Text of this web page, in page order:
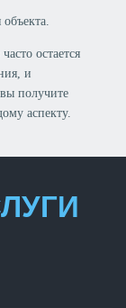
остается
и
получите
аспекту.